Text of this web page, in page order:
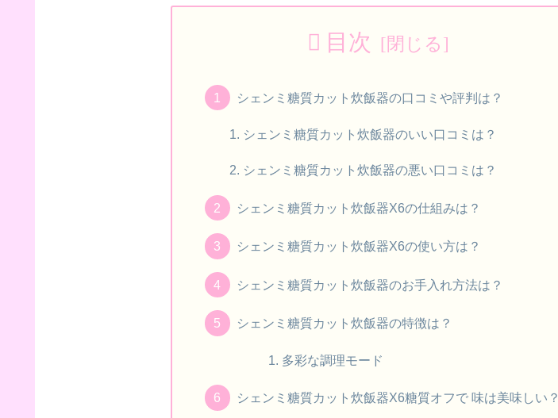
目次
シェンミ糖質カット炊飯器の口コミや評判は？
シェンミ糖質カット炊飯器のいい口コミは？
シェンミ糖質カット炊飯器の悪い口コミは？
シェンミ糖質カット炊飯器X6の仕組みは？
シェンミ糖質カット炊飯器X6の使い方は？
シェンミ糖質カット炊飯器のお手入れ方法は？
シェンミ糖質カット炊飯器の特徴は？
多彩な調理モード
シェンミ糖質カット炊飯器X6糖質オフで 味は美味しい？